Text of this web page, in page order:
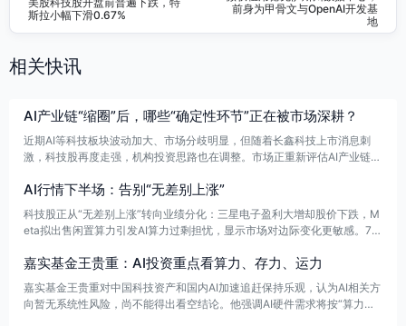
斯拉小幅下滑0.67%
前身为甲骨文与OpenAI开发基
地
相关快讯
AI产业链“缩圈”后，哪些“确定性环节”正在被市场深耕？
近期AI等科技板块波动加大、市场分歧明显，但随着长鑫科技上市消息刺
激，科技股再度走强，机构投资思路也在调整。市场正重新评估AI产业链的
优势。机构认为，半导体设备行业在新AI叙事下迎来“涨价+出海”两条业绩
AI行情下半场：告别“无差别上涨”
科技股正从“无差别上涨”转向业绩分化：三星电子盈利大增却股价下跌，M
eta拟出售闲置算力引发AI算力过剩担忧，显示市场对边际变化更敏感。7月
能否由融资驱动转向现金流驱动。
嘉实基金王贵重：AI投资重点看算力、存力、运力
嘉实基金王贵重对中国科技资产和国内AI加速追赶保持乐观，认为AI相关方
向暂无系统性风险，尚不能得出看空结论。他强调AI硬件需求将按“算力先